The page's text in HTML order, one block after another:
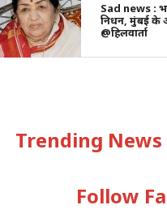
Sad news :
निधन, मुंबई के
@हिलवार्ता
Trending News
Follow